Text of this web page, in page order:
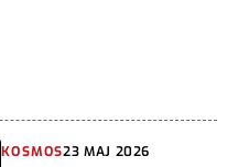
KOSMOS23 MAJ 2026